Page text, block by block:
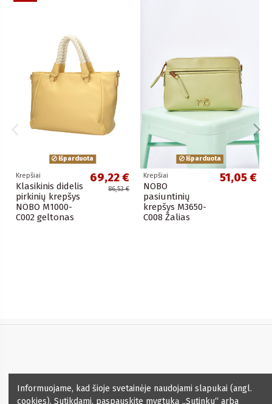
Išparduota
Krepšiai
Klasikinis didelis
pirkinių krepšys
NOBO M1000-
C002 geltonas
69,22 €
86,53 €
Išparduota
Krepšiai
NOBO
pasiuntinių
krepšys M3650-
C008 Žalias
51,05 €
Informuojame, kad šioje svetainėje naudojami slapukai (angl.
cookies). Sutikdami, paspauskite mygtuką „Sutinku“ arba